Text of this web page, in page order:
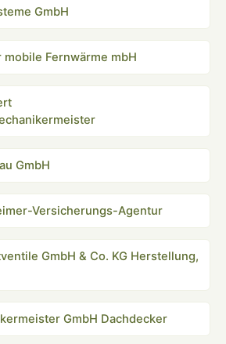
GmbH
Fernwärme mbH
GmbH
Versicherungs-Agentur
GmbH & Co. KG Herstellung,
GmbH Dachdecker